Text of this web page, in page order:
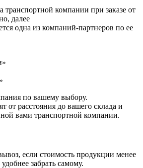
транспортной компании при заказе от
далее
одна из компаний-партнеров по ее
по вашему выбору.
от расстояния до вашего склада и
вами транспортной компании.
если стоимость продукции менее
забрать самому.